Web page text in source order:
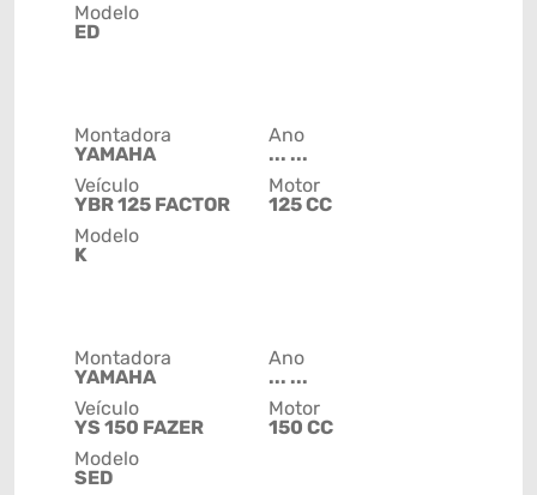
Modelo
ED
Montadora
YAMAHA
Veículo
YBR 125 FACTOR
Modelo
K
Ano
... ...
Motor
125 CC
Montadora
YAMAHA
Veículo
YS 150 FAZER
Modelo
SED
Ano
... ...
Motor
150 CC